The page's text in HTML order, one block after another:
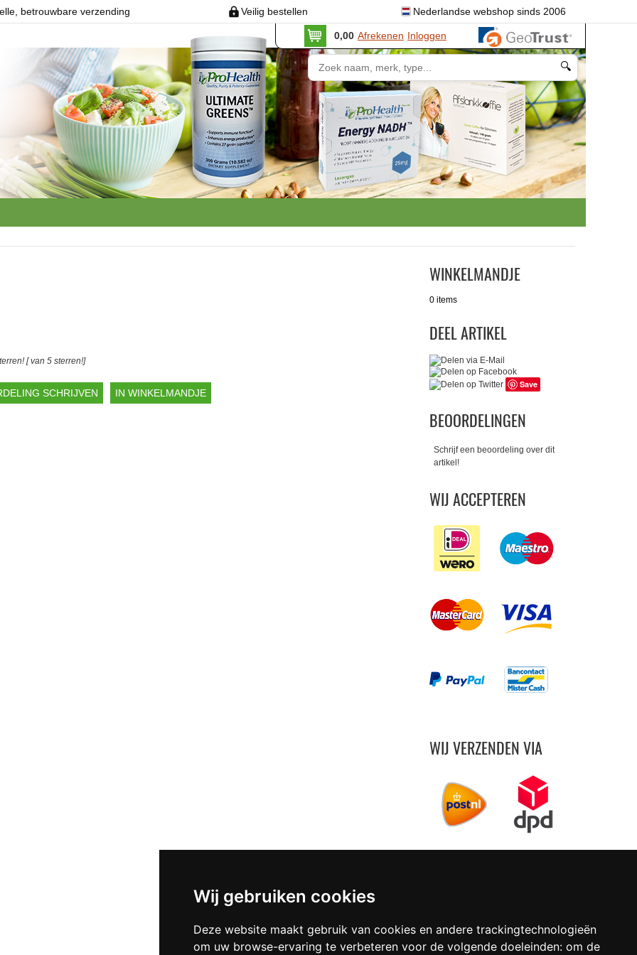
Wij gebruiken cookies
Deze website maakt gebruik van cookies en andere trackingtechnologieën
om uw browse-ervaring te verbeteren voor de volgende doeleinden: om de
betrouwbare verzending Veilig bestellen Nederlandse webshop sinds 2006
0,00 Afrekenen Inloggen
🔍
[ van 5 sterren!]
SCHRIJVEN IN WINKELMANDJE
WINKELMANDJE
0 items
DEEL ARTIKEL
Save
BEOORDELINGEN
Schrijf een beoordeling over dit
artikel!
WIJ ACCEPTEREN
WIJ VERZENDEN VIA